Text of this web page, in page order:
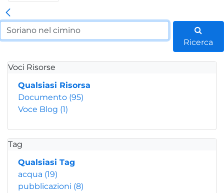
Ricerca
Voci Risorse
Qualsiasi Risorsa
Documento (95)
Voce Blog (1)
Tag
Qualsiasi Tag
acqua (19)
pubblicazioni (8)